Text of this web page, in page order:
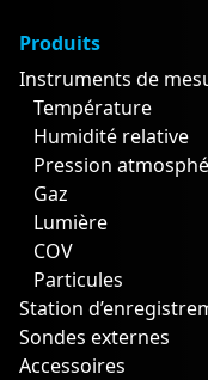
Produits
Instruments de
Température
Humidité relative
Pression
Gaz
Lumière
COV
Particules
Station
Sondes externes
Accessoires